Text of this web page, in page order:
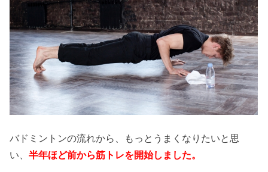
バドミントンの流れから、もっとうまくなりたいと思
い、半年ほど前から筋トレを開始しました。